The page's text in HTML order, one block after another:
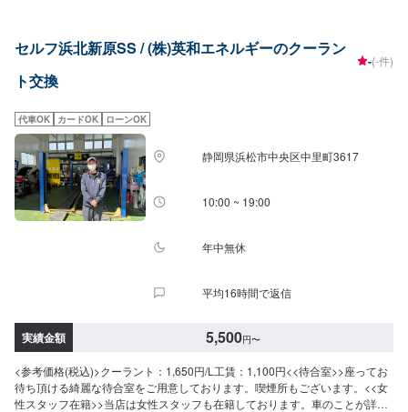
セルフ浜北新原SS / (株)英和エネルギーのクーラン
ト交換
-(-件)
代車OK カードOK ローンOK
静岡県浜松市中央区中里町3617
10:00 ~ 19:00
年中無休
平均16時間で返信
実績金額 5,500円〜
<参考価格(税込)>クーラント：1,650円/L工賃：1,100円<<待合室>>座ってお
待ち頂ける綺麗な待合室をご用意しております。喫煙所もございます。<<女
性スタッフ在籍>>当店は女性スタッフも在籍しております。車のことが詳し